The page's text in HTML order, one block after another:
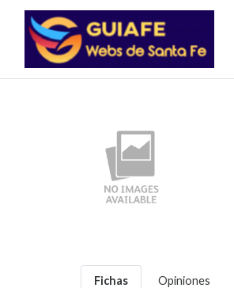
Fichas Opiniones